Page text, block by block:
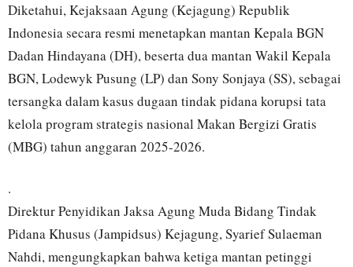
Diketahui, Kejaksaan Agung (Kejagung) Republik
Indonesia secara resmi menetapkan mantan Kepala BGN
Dadan Hindayana (DH), beserta dua mantan Wakil Kepala
BGN, Lodewyk Pusung (LP) dan Sony Sonjaya (SS), sebagai
tersangka dalam kasus dugaan tindak pidana korupsi tata
kelola program strategis nasional Makan Bergizi Gratis
(MBG) tahun anggaran 2025-2026.
.
Direktur Penyidikan Jaksa Agung Muda Bidang Tindak
Pidana Khusus (Jampidsus) Kejagung, Syarief Sulaeman
Nahdi, mengungkapkan bahwa ketiga mantan petinggi